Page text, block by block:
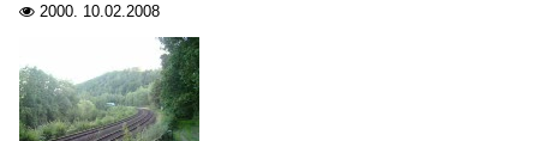
 2000. 10.02.2008